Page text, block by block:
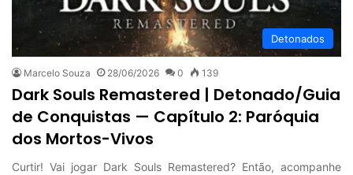
Detonados
Marcelo Souza 28/06/2026 0 139
Dark Souls Remastered | Detonado/Guia
de Conquistas — Capítulo 2: Paróquia
dos Mortos-Vivos
Curtir! Vai jogar Dark Souls Remastered? Então, acompanhe